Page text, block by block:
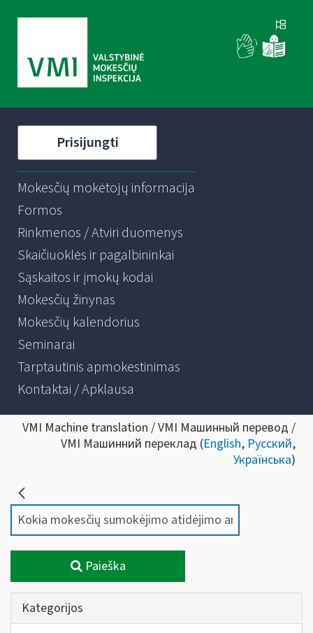
Prisijungti
Mokesčių mokėtojų informacija
Formos
Rinkmenos / Atviri duomenys
Skaičiuoklės ir pagalbininkai
Sąskaitos ir įmokų kodai
Mokesčių žinynas
Mokesčių kalendorius
Seminarai
Tarptautinis apmokestinimas
Kontaktai / Apklausa
VMI Machine translation / VMI Машинный перевод /
VMI Машинний переклад (English, Русский,
Українська)
Paieška
Kategorijos